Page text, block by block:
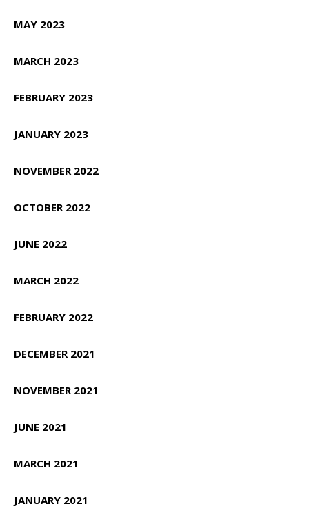
MAY 2023
MARCH 2023
FEBRUARY 2023
JANUARY 2023
NOVEMBER 2022
OCTOBER 2022
JUNE 2022
MARCH 2022
FEBRUARY 2022
DECEMBER 2021
NOVEMBER 2021
JUNE 2021
MARCH 2021
JANUARY 2021